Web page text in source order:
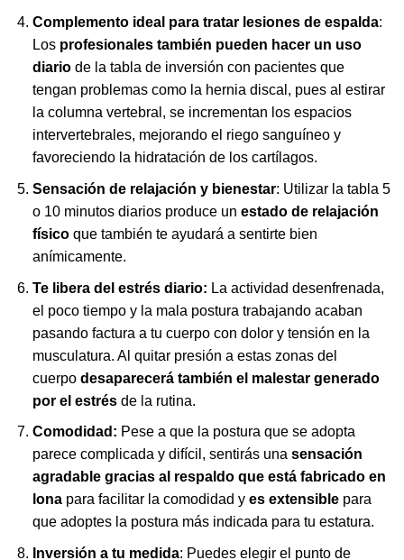
Complemento ideal para tratar lesiones de espalda:
Los profesionales también pueden hacer un uso
diariode la tabla de inversión con pacientes que
tengan problemas como la hernia discal, pues al estirar
la columna vertebral, se incrementan los espacios
intervertebrales, mejorando el riego sanguíneo y
favoreciendo la hidratación de los cartílagos.
Sensación de relajación y bienestar: Utilizar la tabla 5
o 10 minutos diarios produce un estado de relajación
físicoque también te ayudará a sentirte bien
anímicamente.
Te libera del estrés diario: La actividad desenfrenada,
el poco tiempo y la mala postura trabajando acaban
pasando factura a tu cuerpo con dolor y tensión en la
musculatura. Al quitar presión a estas zonas del
cuerpo desaparecerá también el malestar generado
por el estrésde la rutina.
Comodidad: Pese a que la postura que se adopta
parece complicada y difícil, sentirás una sensación
agradable gracias al respaldo que está fabricado en
lonapara facilitar la comodidad yes extensiblepara
que adoptes la postura más indicada para tu estatura.
Inversión a tu medida: Puedes elegir el punto de